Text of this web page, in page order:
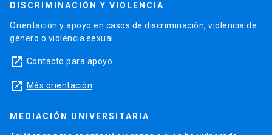
DISCRIMINACIÓN Y VIOLENCIA
Orientación y apoyo en casos de discriminación, violencia de
género o violencia sexual.
launch Contacto para apoyo
launch Más orientación
MEDIACIÓN UNIVERSITARIA